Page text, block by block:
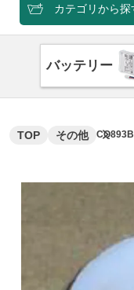
バッテリー
TOP その他